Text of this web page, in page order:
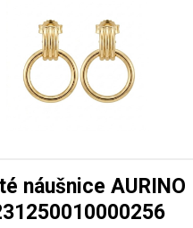
náušnice AURINO